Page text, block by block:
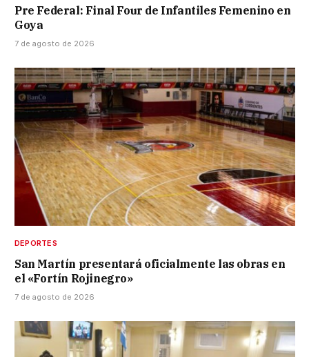
Pre Federal: Final Four de Infantiles Femenino en
Goya
7 de agosto de 2026
DEPORTES
San Martín presentará oficialmente las obras en
el «Fortín Rojinegro»
7 de agosto de 2026